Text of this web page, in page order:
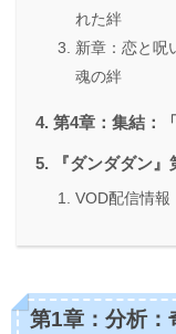
れた絆
新章：恋と呪
魂の絆
第4章：集結：
『ダンダダン
VOD配信情報
第1章：分析：